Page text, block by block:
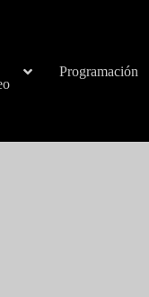
Programación